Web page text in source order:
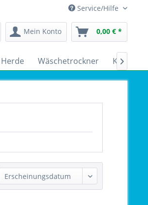
Service/Hilfe
Mein Konto 0,00 € *
Herde Wäschetrockner 